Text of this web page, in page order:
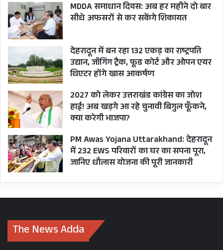
MDDA समाधान दिवस: अब हर महीने दो बार
सीधे अफसरों से कर सकेंगे शिकायत
देहरादून में बन रहा 132 एकड़ का राष्ट्रपति
उद्यान, जॉगिंग ट्रैक, फूड कोर्ट और ओपन एयर
थिएटर होंगे खास आकर्षण
2027 को लेकर उत्तराखंड कांग्रेस का जोश
हाई! अब खड़गे आ रहे चुनावी बिगुल फूँकने,
क्या करेगी भाजपा?
PM Awas Yojana Uttarakhand: देहरादून
में 232 EWS परिवारों का घर का सपना पूरा,
जानिए धौलास योजना की पूरी जानकारी
The News Adda